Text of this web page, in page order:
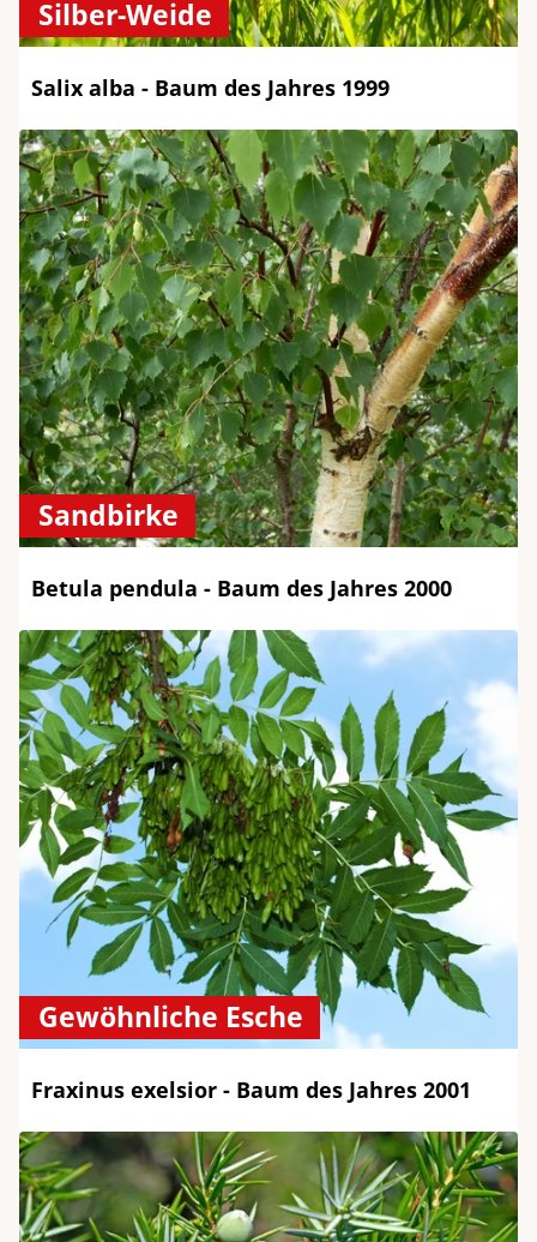
Silber-Weide
Salix alba - Baum des Jahres 1999
Sandbirke
Betula pendula - Baum des Jahres 2000
Gewöhnliche Esche
Fraxinus exelsior - Baum des Jahres 2001